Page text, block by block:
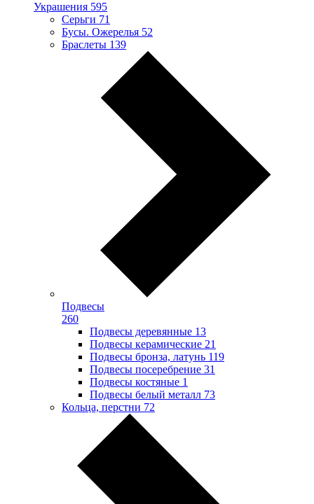
Украшения 595
Серьги 71
Бусы. Ожерелья 52
Браслеты 139
Подвесы
260
Подвесы деревянные 13
Подвесы керамические 21
Подвесы бронза, латунь 119
Подвесы посеребрение 31
Подвесы костяные 1
Подвесы белый металл 73
Кольца, перстни 72